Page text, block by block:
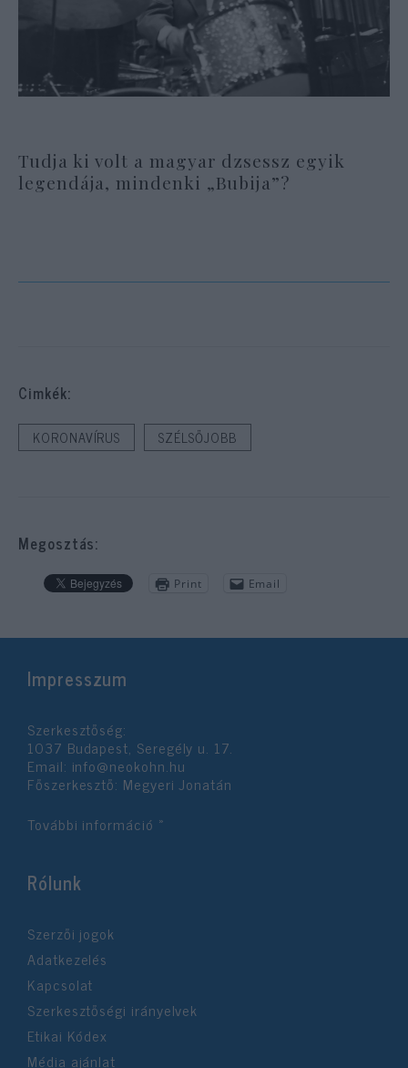
Tudja ki volt a magyar dzsessz egyik
legendája, mindenki „Bubija”?
Cimkék:
KORONAVÍRUS SZÉLSŐJOBB
Megosztás:
Print Email
Impresszum
Szerkesztőség:
1037 Budapest, Seregély u. 17.
Email: info@neokohn.hu
Főszerkesztő: Megyeri Jonatán
További információ »
Rólunk
Szerzői jogok
Adatkezelés
Kapcsolat
Szerkesztőségi irányelvek
Etikai Kódex
Média ajánlat